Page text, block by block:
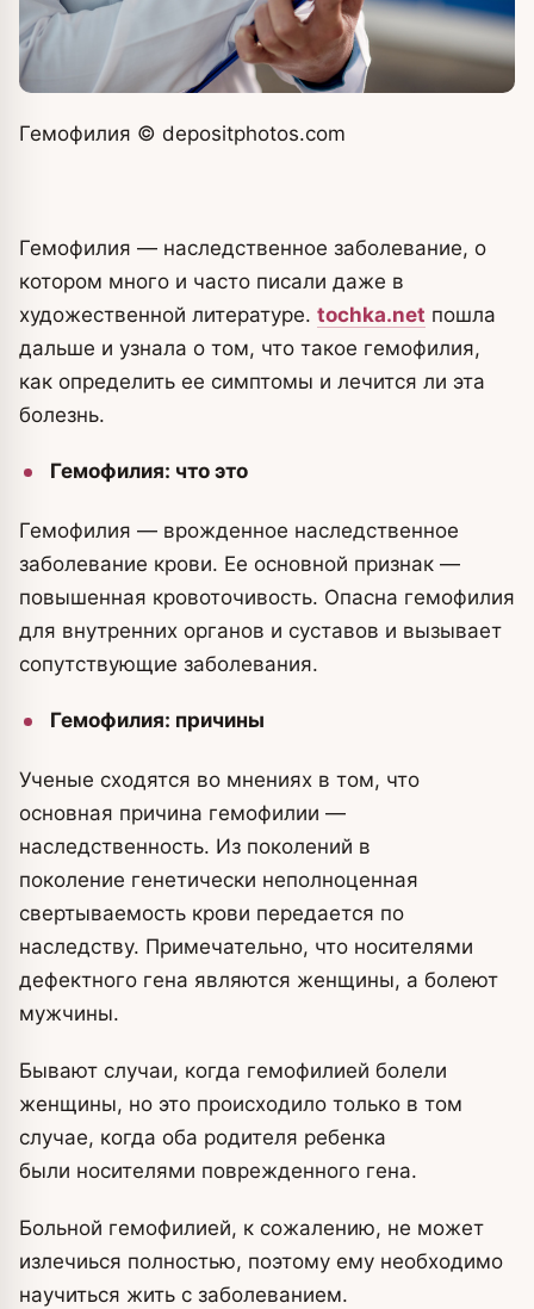
Гемофилия © depositphotos.com
Гемофилия — наследственное заболевание, о
котором много и часто писали даже в
художественной литературе. tochka.net пошла
дальше и узнала о том, что такое гемофилия,
как определить ее симптомы и лечится ли эта
болезнь.
Гемофилия: что это
Гемофилия — врожденное наследственное
заболевание крови. Ее основной признак —
повышенная кровоточивость. Опасна гемофилия
для внутренних органов и суставов и вызывает
сопутствующие заболевания.
Гемофилия: причины
Ученые сходятся во мнениях в том, что
основная причина гемофилии —
наследственность. Из поколений в
поколение генетически неполноценная
свертываемость крови передается по
наследству. Примечательно, что носителями
дефектного гена являются женщины, а болеют
мужчины.
Бывают случаи, когда гемофилией болели
женщины, но это происходило только в том
случае, когда оба родителя ребенка
были носителями поврежденного гена.
Больной гемофилией, к сожалению, не может
излечиься полностью, поэтому ему необходимо
научиться жить с заболеванием.